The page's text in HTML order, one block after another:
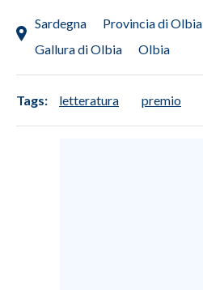
Sardegna Provincia di Olbia
Gallura di Olbia
Olbia
Tags: letteratura premio